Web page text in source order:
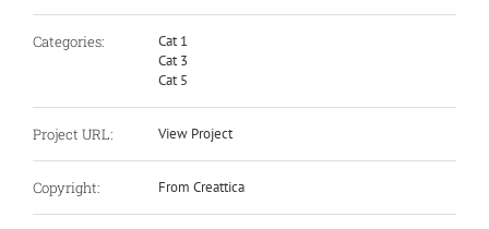
Categories:
Cat 1
Cat 3
Cat 5
Project URL: View Project
Copyright: From Creattica